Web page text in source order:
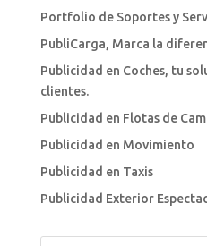
Portfolio de Soportes y
PubliCarga, Marca la
Publicidad en Coches, tu
clientes.
Publicidad en Flotas de
Publicidad en Movimiento
Publicidad en Taxis
Publicidad Exterior